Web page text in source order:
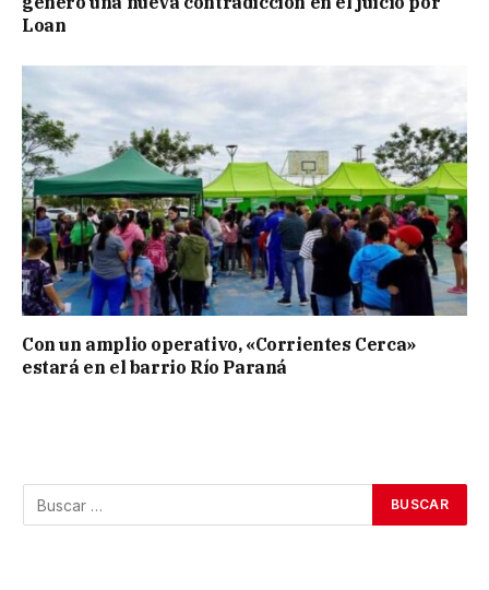
Loan
Con un amplio operativo, «Corrientes Cerca»
estará en el barrio Río Paraná